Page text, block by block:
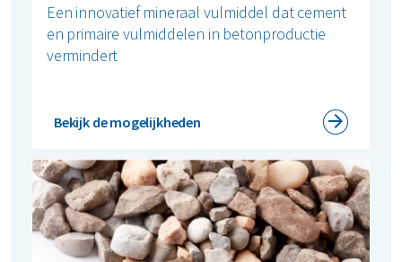
Een innovatief mineraal vulmiddel dat cement
en primaire vulmiddelen in betonproductie
vermindert
Bekijk de mogelijkheden